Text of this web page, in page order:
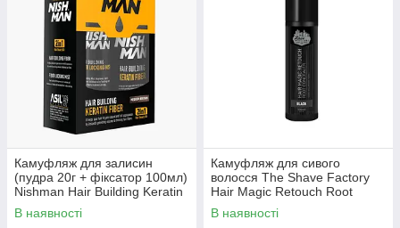
Камуфляж для залисин
(пудра 20г + фіксатор 100мл)
Nishman Hair Building Keratin
Fiber коричневий (10703013)
В наявності
Камуфляж для сивого
волосся The Shave Factory
Hair Magic Retouch Root
Concealer, Чорний колір
(10703020)
В наявності